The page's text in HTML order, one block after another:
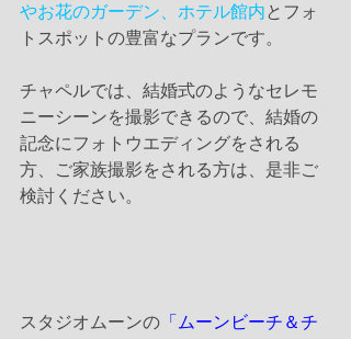
やお花のガーデン、ホテル館内 とフォ
トスポットの豊富なプランです。
チャペルでは、結婚式のようなセレモ
ニーシーンを撮影できるので、結婚の
記念にフォトウエディングをされる
方、ご家族撮影をされる方は、是非ご
検討ください。
スタジオムーンの 「ムーンビーチ＆チ